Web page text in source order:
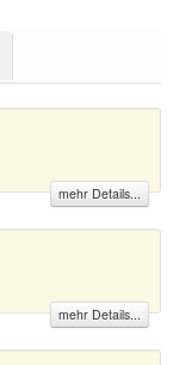
H
I
Y Z
mehr Details...
mehr Details...